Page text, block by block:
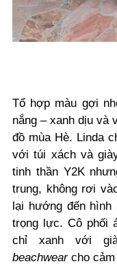
Tổ hợp màu gợi
nắng – xanh dịu và
đồ mùa Hè. Linda
với túi xách và
tinh thần Y2K
trung, không rơi
lại hướng đến hình
trọng lực. Cô phối
chỉ xanh với
beachwearcho cảm